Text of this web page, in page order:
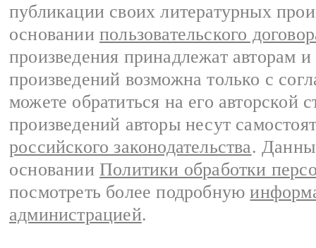
публикации своих литературных
основании пользовательского
произведения принадлежат авторам
произведений возможна только с
можете обратиться на его авторской
произведений авторы несут
российского законодательства.
основании Политики обработки
посмотреть более подробную
администрацией.